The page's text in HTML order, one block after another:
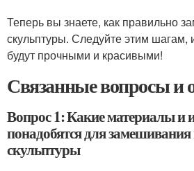
Теперь вы знаете, как правильно
скульптуры. Следуйте этим шагам,
будут прочными и красивыми!
Связанные вопросы и
Вопрос 1: Какие материалы и
понадобятся для замешивания
скульптуры